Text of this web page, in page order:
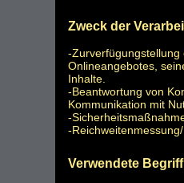
Zweck der
-Zurverfügungstellung
Onlineangebotes,
Inhalte.
-Beantwortung von
Kommunikation mit
-
-
Verwendete